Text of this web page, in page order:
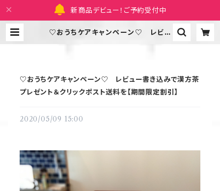
新商品デビュー！ご予約受付中
♡おうちケアキャンペーン♡ レビュ
♡おうちケアキャンペーン♡ レビュー書き込みで漢方茶
プレゼント＆クリックポスト送料を【期間限定割引】
2020/05/09 15:00